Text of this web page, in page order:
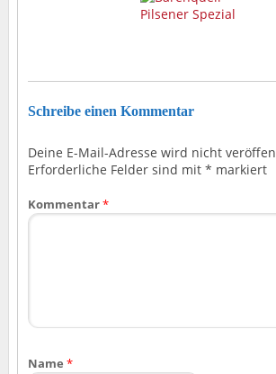
Schreibe einen Kommentar
Deine E-Mail-Adresse wird nicht
Erforderliche Felder sind mit * markiert
Kommentar*
Name *